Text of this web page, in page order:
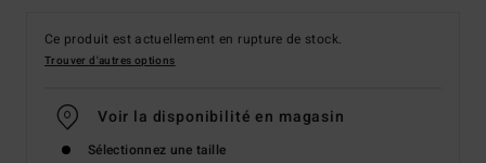
Ce produit est actuellement en rupture de stock.
Trouver d'autres options
Voir la disponibilité en magasin
Sélectionnez une taille